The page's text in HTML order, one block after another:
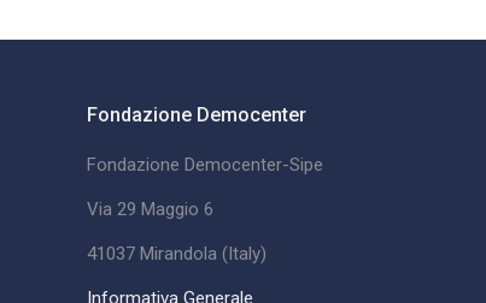
Fondazione Democenter
Fondazione Democenter-Sipe
Via 29 Maggio 6
41037 Mirandola (Italy)
Informativa Generale